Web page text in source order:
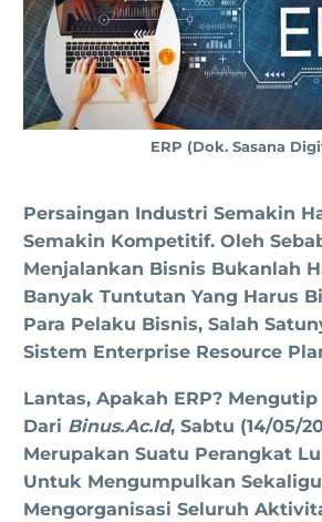
ERP (dok. Sasana
Persaingan Industri Semakin
Semakin Kompetitif. Oleh
Menjalankan Bisnis Bukanlah
Banyak Tuntutan Yang Harus
Para Pelaku Bisnis, Salah
Sistem Enterprise Resource
Lantas, Apakah ERP? Mengutip
Dari Binus.ac.id, Sabtu (14/05/
Merupakan Suatu Perangkat
Untuk Mengumpulkan
Mengorganisasi Seluruh